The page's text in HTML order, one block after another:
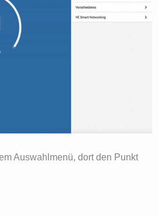
Auswahlmenü, dort den Punkt